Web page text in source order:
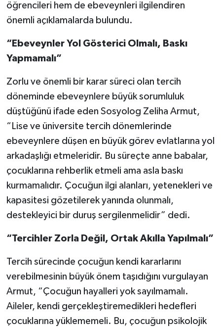
öğrencileri hem de ebeveynleri ilgilendiren
önemli açıklamalarda bulundu.
“Ebeveynler Yol Gösterici Olmalı, Baskı
Yapmamalı”
Zorlu ve önemli bir karar süreci olan tercih
döneminde ebeveynlere büyük sorumluluk
düştüğünü ifade eden Sosyolog Zeliha Armut,
“Lise ve üniversite tercih dönemlerinde
ebeveynlere düşen en büyük görev evlatlarına yol
arkadaşlığı etmeleridir. Bu süreçte anne babalar,
çocuklarına rehberlik etmeli ama asla baskı
kurmamalıdır. Çocuğun ilgi alanları, yetenekleri ve
kapasitesi gözetilerek yanında olunmalı,
destekleyici bir duruş sergilenmelidir” dedi.
“Tercihler Zorla Değil, Ortak Akılla Yapılmalı”
Tercih sürecinde çocuğun kendi kararlarını
verebilmesinin büyük önem taşıdığını vurgulayan
Armut, “Çocuğun hayalleri yok sayılmamalı.
Aileler, kendi gerçekleştiremedikleri hedefleri
çocuklarına yüklememeli. Bu, çocuğun psikolojik